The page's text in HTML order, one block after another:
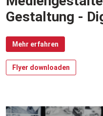
Gestaltung -
Mehr erfahren
Flyer downloaden